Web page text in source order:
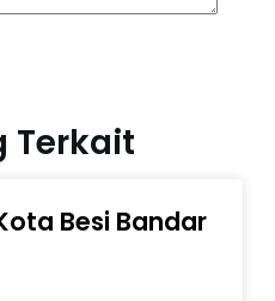
Terkait
Besi Bandar